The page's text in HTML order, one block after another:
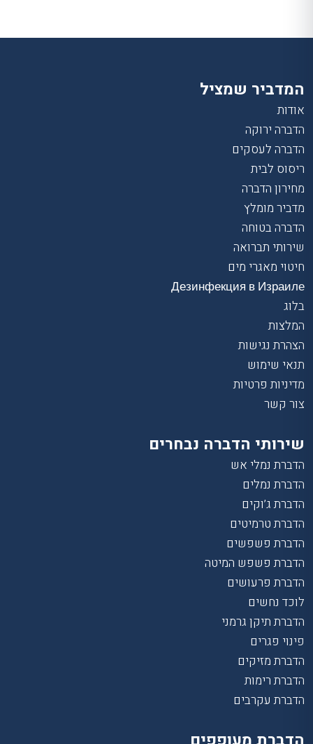
המדביר שמציל
אודות
הדברה ירוקה
הדברה לעסקים
ריסוס לבית
מחירון הדברה
מדביר מומלץ
הדברה בטוחה
שירותי תברואה
חיטוי מאגרי מים
Дезинфекция в Израиле
בלוג
המלצות
הצהרת נגישות
תנאי שימוש
מדיניות פרטיות
צור קשר
שירותי הדברה נבחרים
הדברת נמלי אש
הדברת נמלים
הדברת ג’וקים
הדברת טרמיטים
הדברת פשפשים
הדברת פשפש המיטה
הדברת פרעושים
לוכד נחשים
הדברת תיקן גרמני
פינוי פגרים
הדברת מזיקים
הדברת רימות
הדברת עקרבים